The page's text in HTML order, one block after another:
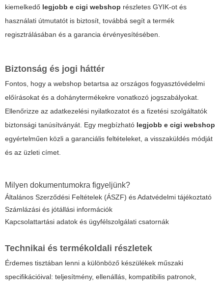
kiemelkedő legjobb e cigi webshop részletes GYIK-ot és
használati útmutatót is biztosít, továbbá segít a termék
regisztrálásában és a garancia érvényesítésében.
Biztonság és jogi háttér
Fontos, hogy a webshop betartsa az országos fogyasztóvédelmi
előírásokat és a dohánytermékekre vonatkozó jogszabályokat.
Ellenőrizze az adatkezelési nyilatkozatot és a fizetési szolgáltatók
biztonsági tanúsítványát. Egy megbízható legjobb e cigi webshop
egyértelműen közli a garanciális feltételeket, a visszaküldés módját
és az üzleti címet.
Milyen dokumentumokra figyeljünk?
Általános Szerződési Feltételek (ÁSZF) és Adatvédelmi tájékoztató
Számlázási és jótállási információk
Kapcsolattartási adatok és ügyfélszolgálati csatornák
Technikai és termékoldali részletek
Érdemes tisztában lenni a különböző készülékek műszaki
specifikációival: teljesítmény, ellenállás, kompatibilis patronok,